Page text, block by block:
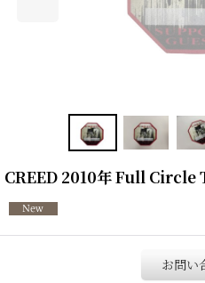
CREED 2010年 Full Circle
お問い